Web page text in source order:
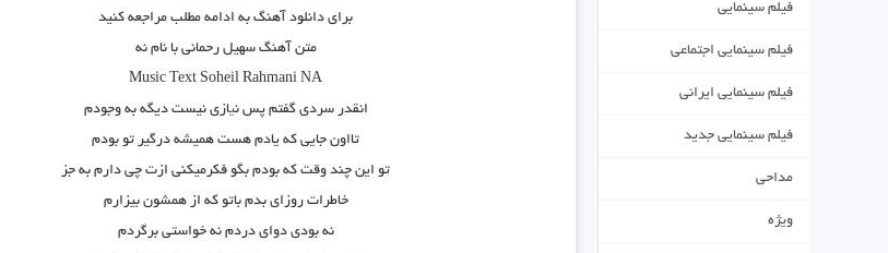
برای دانلود آهنگ به ادامه مطلب مراجعه کنید
متن آهنگ سهیل رحمانی با نام نه
Music Text Soheil Rahmani NA
انقدر سردى گفتم پس نیازى نیست دیگه به وجودم
تااون جایى که یادم هست همیشه درگیر تو بودم
تو این چند وقت که بودم بگو فکرمیکنى ازت چى دارم به جز
خاطرات روزاى بدم باتو که از همشون بیزارم
نه بودى دواى دردم نه خواستى برگردم
فیلم سینمایی
فیلم سینمایی اجتماعی
فیلم سینمایی ایرانی
فیلم سینمایی جدید
مداحی
ویژه